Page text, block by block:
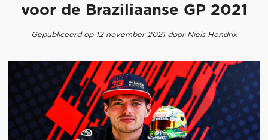
voor de Braziliaanse GP 2021
Gepubliceerd op 12 november 2021 door Niels Hendrix